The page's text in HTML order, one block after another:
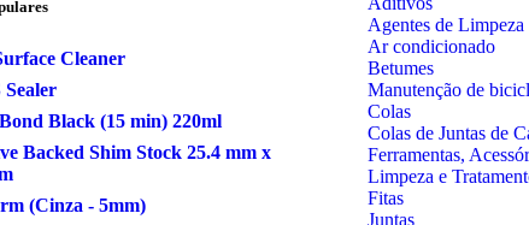
Cleaner
Black (15 min) 220ml
Backed Shim Stock 25.4 mm x
(Cinza - 5mm)
Agentes de Limpeza
Ar condicionado
Betumes
Manutenção de
Colas
Colas de Juntas de
Ferramentas,
Limpeza e
Fitas
Juntas